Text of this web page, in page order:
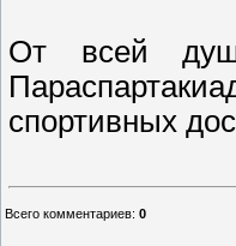
От всей
спортивных
Всего комментариев: 0